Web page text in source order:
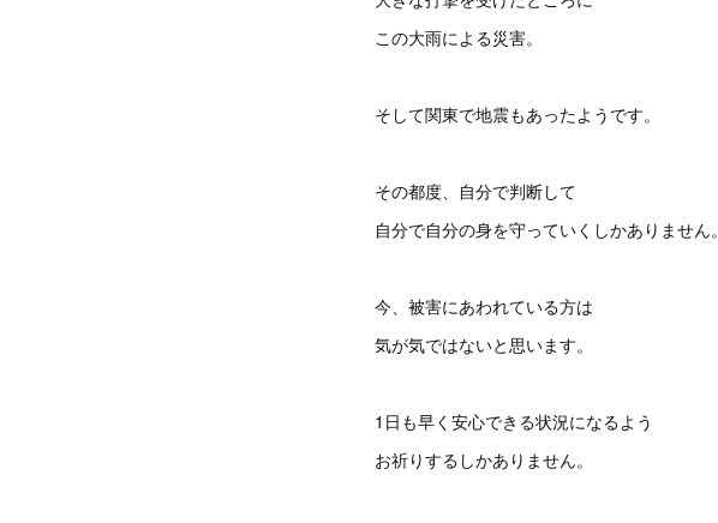
この大雨による災害。
そして関東で地震もあったようです。
その都度、自分で判断して
自分で自分の身を守っていくしかありません。
今、被害にあわれている方は
気が気ではないと思います。
1日も早く安心できる状況になるよう
お祈りするしかありません。